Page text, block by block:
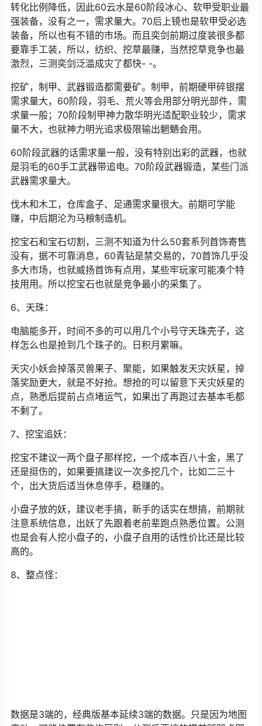
转化比例降低，因此60云水是60阶段冰心、软甲受职业最
强装备，没有之一，需求量大。70后上镜也是软甲受必选
装备，所以也有不错的市场。而且奕剑前期过度装很多都
要靠手工装，所以，纺织、挖草最赚，当然挖草竞争也最
激烈，三测奕剑泛滥成灾了都快- -。
挖矿，制甲、武器锻造都需要矿。制甲，前期硬甲碎银摆
需求量大，60阶段，羽毛、荒火等会用部分明光部件，需
求量一般；70阶段制甲神力散华明光适配职业较少，需求
量不大，也就神力明光追求极限输出魍魉会用。
60阶段武器的话需求量一般，没有特别出彩的武器，也就
是羽毛的60手工武器带追电。70阶段武器锻造，某些门派
武器需求量大。
伐木和木工，仓库盒子、足通需求量很大。前期可学能
赚，中后期沦为马粮制造机。
挖宝石和宝石切割，三测不知道为什么50套系列首饰寄售
没有，据不可靠消息，60青钻是禁交易的，70首饰几乎没
多大市场，也就威扬首饰有点用，某些牢玩家可能凑个特
技用用。所以挖宝石也就是竞争最小的采集了。
6、天珠：
电脑能多开，时间不多的可以用几个小号守天珠壳子，这
样怎么也是抢到几个珠子的。日积月累嘛。
天灾小妖会掉落灵兽果子、聚能，如果触发天灾妖星，掉
落奖励更大，就是不好抢。想抢的可以留意下天灾妖星的
点，熟悉后提前占点堵运气，如果出了再跑过去基本毛都
不剩了。
7、挖宝追妖：
挖宝不建议一两个盘子那样挖，一个成本百八十金，黑了
还是挺伤的，如果要搞建议一次多挖几个，比如二三十
个，出大货后适当休息停手，稳赚的。
小盘子放的妖，建议老手搞，新手的话实在想搞，前期就
注意系统信息，出妖了先跟着老前辈跑点熟悉位置。公测
也是会有人挖小盘子的，小盘子自用的话性价比还是比较
高的。
8、整点怪：
数据是3端的，经典版基本延续3端的数据。只是因为地图